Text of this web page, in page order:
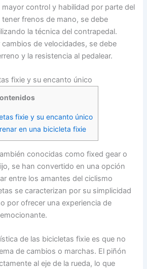
mayor control y habilidad por parte del
frenos de mano, se debe
la técnica del contrapedal.
de velocidades, se debe
y la resistencia al pedalear.
fixie y su encanto único
fixie y su encanto único
en una bicicleta fixie
conocidas como fixed gear o
se han convertido en una opción
entre los amantes del ciclismo
se caracterizan por su simplicidad
por ofrecer una experiencia de
de las bicicletas fixie es que no
de cambios o marchas. El piñón
al eje de la rueda, lo que